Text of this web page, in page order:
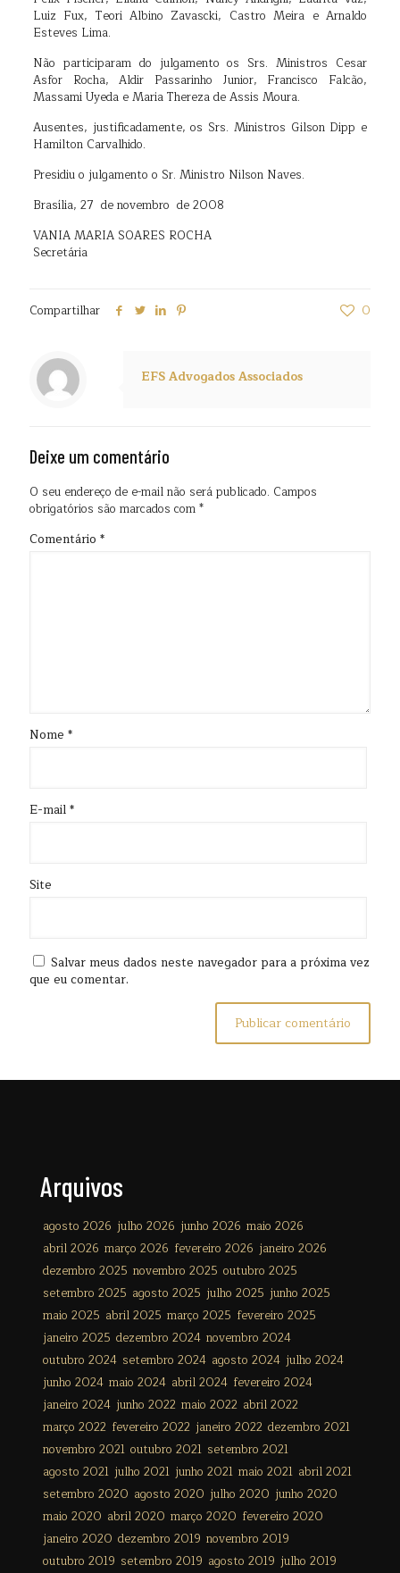
Luiz Fux, Teori Albino Zavascki, Castro Meira e Arnaldo
Esteves Lima.
Não participaram do julgamento os Srs. Ministros Cesar
Asfor Rocha, Aldir Passarinho Junior, Francisco Falcão,
Massami Uyeda e Maria Thereza de Assis Moura.
Ausentes, justificadamente, os Srs. Ministros Gilson Dipp e
Hamilton Carvalhido.
Presidiu o julgamento o Sr. Ministro Nilson Naves.
Brasília, 27 de novembro de 2008
VANIA MARIA SOARES ROCHA
Secretária
Compartilhar 0
EFS Advogados Associados
Deixe um comentário
O seu endereço de e-mail não será publicado. Campos
obrigatórios são marcados com*
Comentário *
Nome *
E-mail*
Site
Salvar meus dados neste navegador para a próxima vez
que eu comentar.
Arquivos
agosto 2026 julho 2026 junho 2026 maio 2026
abril 2026 março 2026 fevereiro 2026 janeiro 2026
dezembro 2025 novembro 2025 outubro 2025
setembro 2025 agosto 2025 julho 2025 junho 2025
maio 2025 abril 2025 março 2025 fevereiro 2025
janeiro 2025 dezembro 2024 novembro 2024
outubro 2024 setembro 2024 agosto 2024 julho 2024
junho 2024 maio 2024 abril 2024 fevereiro 2024
janeiro 2024 junho 2022 maio 2022 abril 2022
março 2022 fevereiro 2022 janeiro 2022 dezembro 2021
novembro 2021 outubro 2021 setembro 2021
agosto 2021 julho 2021 junho 2021 maio 2021 abril 2021
setembro 2020 agosto 2020 julho 2020 junho 2020
maio 2020 abril 2020 março 2020 fevereiro 2020
janeiro 2020 dezembro 2019 novembro 2019
outubro 2019 setembro 2019 agosto 2019 julho 2019